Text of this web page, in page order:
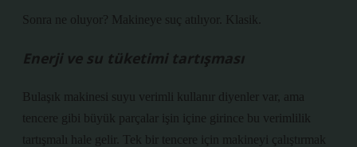
Sonra ne oluyor? Makineye suç atılıyor. Klasik.
Enerji ve su tüketimi tartışması
Bulaşık makinesi suyu verimli kullanır diyenler var, ama
tencere gibi büyük parçalar işin içine girince bu verimlilik
tartışmalı hale gelir. Tek bir tencere için makineyi çalıştırmak